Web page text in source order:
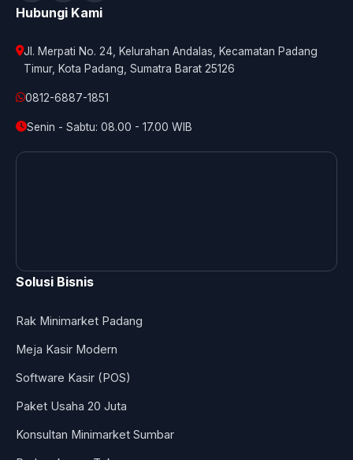
Hubungi Kami
Jl. Merpati No. 24, Kelurahan Andalas, Kecamatan Padang
Timur, Kota Padang, Sumatra Barat 25126
0812-6887-1851
Senin - Sabtu: 08.00 - 17.00 WIB
Solusi Bisnis
Rak Minimarket Padang
Meja Kasir Modern
Software Kasir (POS)
Paket Usaha 20 Juta
Konsultan Minimarket Sumbar